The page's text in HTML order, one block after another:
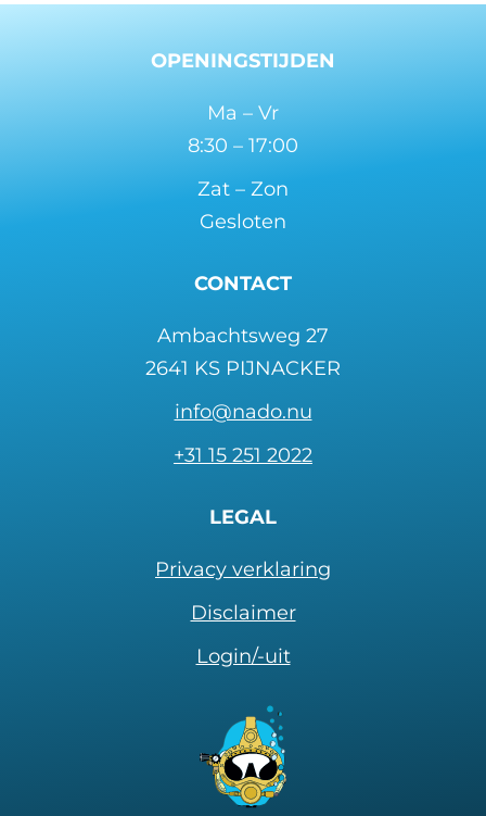
OPENINGSTIJDEN
Ma – Vr
8:30 – 17:00
Zat – Zon
Gesloten
CONTACT
Ambachtsweg 27
2641 KS PIJNACKER
info@nado.nu
+31 15 251 2022
LEGAL
Privacy verklaring
Disclaimer
Login/-uit